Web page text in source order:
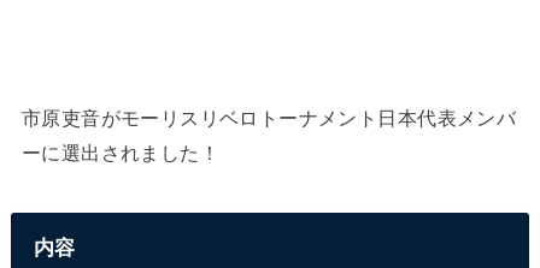
市原吏音がモーリスリベロトーナメント日本代表メンバ
ーに選出されました！
内容